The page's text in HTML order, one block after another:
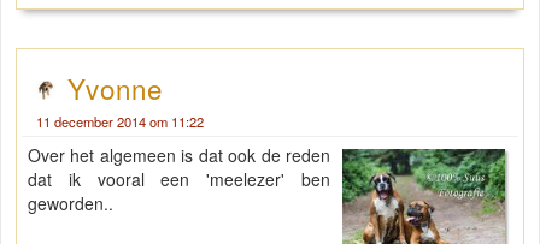
Yvonne
11 december 2014 om 11:22
Over het algemeen is dat ook de reden
dat ik vooral een 'meelezer' ben
geworden..